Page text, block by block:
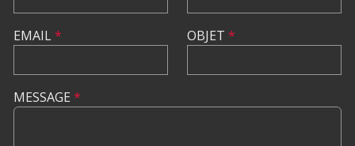
EMAIL* OBJET *
MESSAGE *